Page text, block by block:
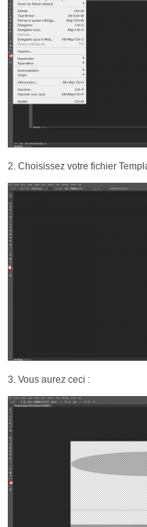
2. Choisissez votre fichier
3. Vous aurez ceci :